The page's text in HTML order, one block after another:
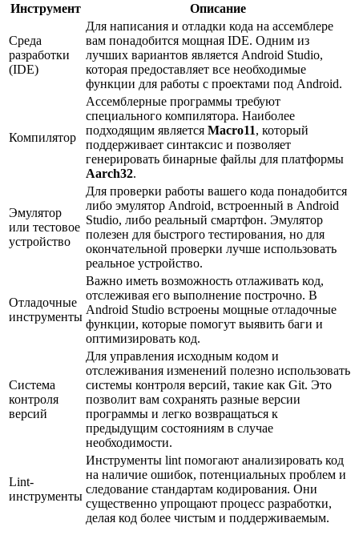
Инструмент Описание
Среда
разработки
(IDE)
Для написания и отладки кода на ассемблере
вам понадобится мощная IDE. Одним из
лучших вариантов является Android Studio,
которая предоставляет все необходимые
функции для работы с проектами под Android.
Компилятор
Ассемблерные программы требуют
специального компилятора. Наиболее
подходящим является Macro11, который
поддерживает синтаксис и позволяет
генерировать бинарные файлы для платформы
Aarch32.
Эмулятор
или тестовое
устройство
Для проверки работы вашего кода понадобится
либо эмулятор Android, встроенный в Android
Studio, либо реальный смартфон. Эмулятор
полезен для быстрого тестирования, но для
окончательной проверки лучше использовать
реальное устройство.
Отладочные
инструменты
Важно иметь возможность отлаживать код,
отслеживая его выполнение построчно. В
Android Studio встроены мощные отладочные
функции, которые помогут выявить баги и
оптимизировать код.
Система
контроля
версий
Для управления исходным кодом и
отслеживания изменений полезно использовать
системы контроля версий, такие как Git. Это
позволит вам сохранять разные версии
программы и легко возвращаться к
предыдущим состояниям в случае
необходимости.
Lint-
инструменты
Инструменты lint помогают анализировать код
на наличие ошибок, потенциальных проблем и
следование стандартам кодирования. Они
существенно упрощают процесс разработки,
делая код более чистым и поддерживаемым.